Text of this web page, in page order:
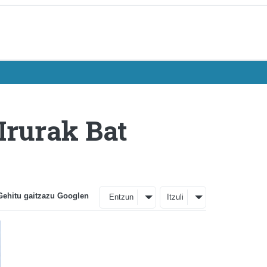
Bat
gaitzazu Googlen Entzun Itzuli